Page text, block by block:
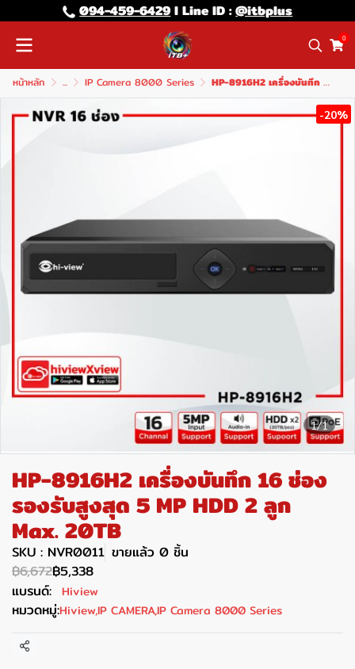
094-459-6429l Line lD :@itbplus
0
หน้าหลัก ... IP Camera 8000 Series HP-8916H2 เครื่องบันทึก 16 ช่อง รองรับสูงสุด 5 MP HDD 2 ลูก Max. 20TB
1/1
-20%
HP-8916H2 เครื่องบันทึก 16 ช่อง
รองรับสูงสุด 5 MP HDD 2 ลูก
Max. 20TB
SKU : NVR0011 ขายแล้ว 0 ชิ้น
฿6,672฿5,338
แบรนด์: Hiview
หมวดหมู่:Hiview,IP CAMERA,IP Camera 8000 Series
แชร์